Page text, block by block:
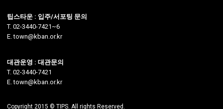
팁스타운 : 입주/서포팅 문의
T. 02-3440-7421~6
E. town@kban.or.kr
대관운영 : 대관문의
T. 02-3440-7421
E. town@kban.or.kr
Copyright 2015 © TIPS. All rights Reserved.